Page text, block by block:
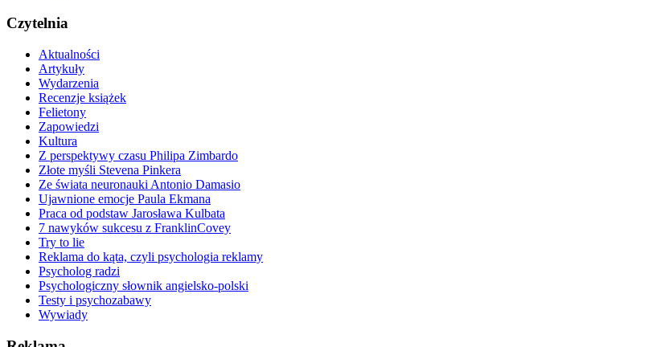
Czytelnia
Aktualności
Artykuły
Wydarzenia
Recenzje książek
Felietony
Zapowiedzi
Kultura
Z perspektywy czasu Philipa Zimbardo
Złote myśli Stevena Pinkera
Ze świata neuronauki Antonio Damasio
Ujawnione emocje Paula Ekmana
Praca od podstaw Jarosława Kulbata
7 nawyków sukcesu z FranklinCovey
Try to lie
Reklama do kąta, czyli psychologia reklamy
Psycholog radzi
Psychologiczny słownik angielsko-polski
Testy i psychozabawy
Wywiady